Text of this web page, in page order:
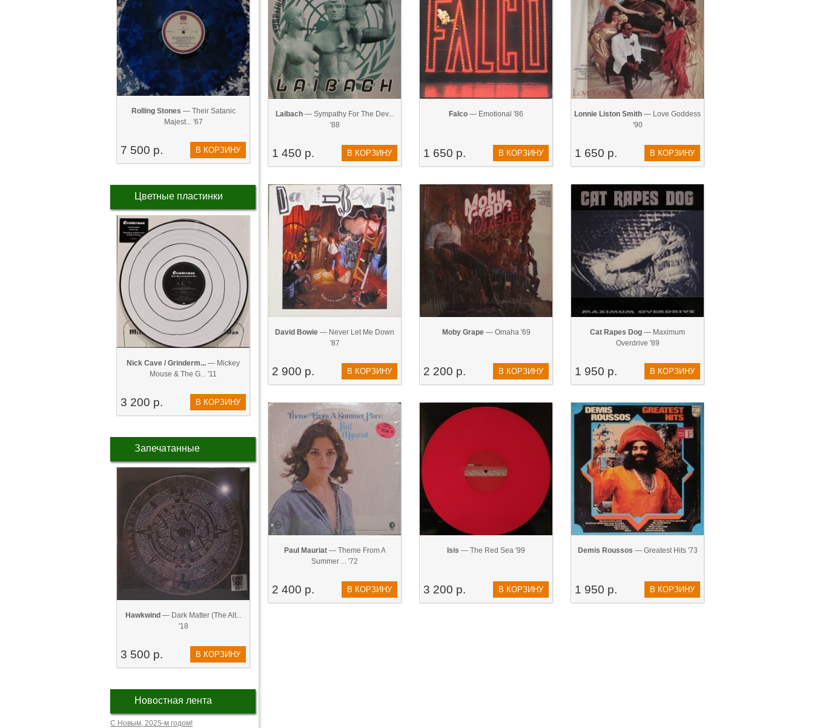
Rolling Stones — Their Satanic
Majest... '67
7 500 р. В КОРЗИНУ
Цветные пластинки
Nick Cave / Grinderm... — Mickey
Mouse & The G... '11
3 200 р. В КОРЗИНУ
Запечатанные
Hawkwind — Dark Matter (The Alt...
'18
3 500 р. В КОРЗИНУ
Новостная лента
С Новым, 2025-м годом!
Laibach — Sympathy For The Dev...
'88
1 450 р. В КОРЗИНУ
Falco — Emotional '86
1 650 р. В КОРЗИНУ
Lonnie Liston Smith — Love Goddess
'90
1 650 р. В КОРЗИНУ
David Bowie — Never Let Me Down
'87
2 900 р. В КОРЗИНУ
Moby Grape— Omaha '69
2 200 р. В КОРЗИНУ
Cat Rapes Dog — Maximum
Overdrive '89
1 950 р. В КОРЗИНУ
Paul Mauriat— Theme From A
Summer ... '72
2 400 р. В КОРЗИНУ
Isis — The Red Sea '99
3 200 р. В КОРЗИНУ
Demis Roussos — Greatest Hits '73
1 950 р. В КОРЗИНУ